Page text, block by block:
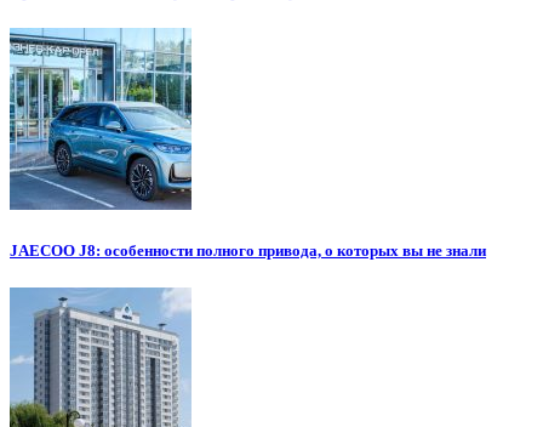
JAECOO J8: особенности полного привода, о которых вы не знали